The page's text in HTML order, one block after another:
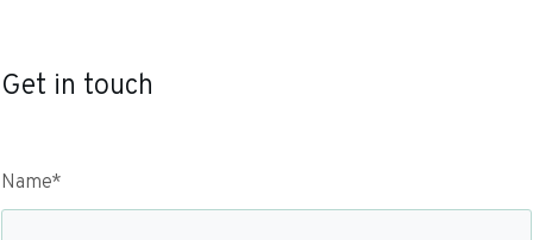
Get in touch
Name*